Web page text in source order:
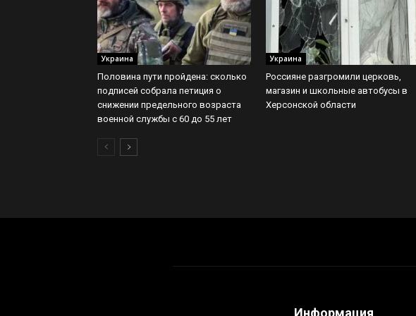
Украина
Половина пути пройдена: сколько
подписей собрала петиция о
снижении предельного возраста
военной службы с 60 до 55 лет
Украина
Россияне разгромили церковь,
магазин и школьные автобусы в
Херсонской области
Информация